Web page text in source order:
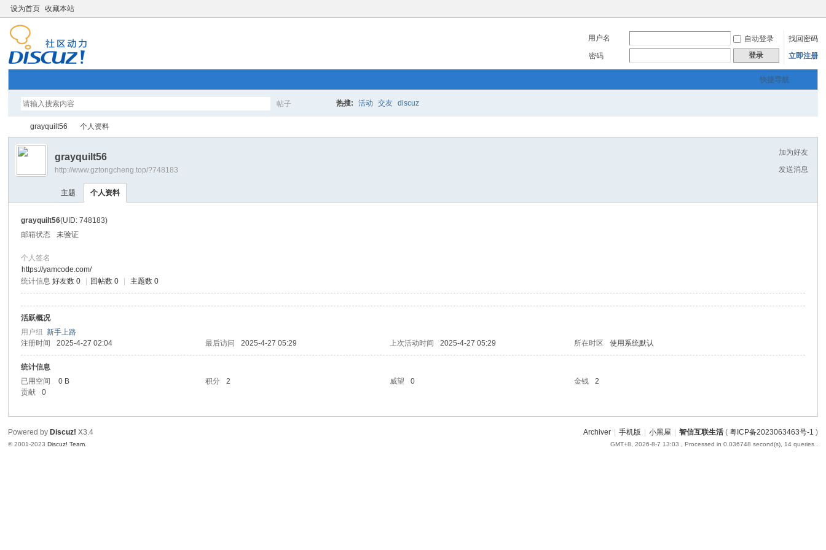
设为首页 收藏本站
用户名 自动登录
找回密码
密码
登录 立即注册
快捷导航
帖子 热搜: 活动 交友 discuz
›
grayquilt56 个人资料
加为好友
发送消息
grayquilt56
http://www.gztongcheng.top/?748183
主题 个人资料
grayquilt56(UID: 748183)
邮箱状态
未验证
个人签名
https://yamcode.com/
统计信息 好友数 0 回帖数 0 主题数 0
活跃概况
用户组新手上路
注册时间
2025-4-27 02:04 最后访问 2025-4-27 05:29 上次活动时间 2025-4-27 05:29 所在时区 使用系统默认
统计信息
已用空间
0 B 积分 2 威望 0 金钱
2
贡献
0
Archiver 手机版 小黑屋 智信互联生活( 粤ICP备2023063463号-1 )
GMT+8, 2026-8-7 13:03 , Processed in 0.036748 second(s), 14 queries .
Powered by Discuz! X3.4
© 2001-2023Discuz! Team